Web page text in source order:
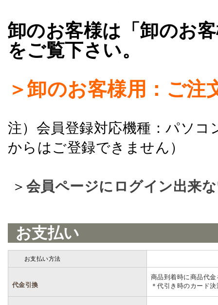
卸のお客様は「卸のお
をご覧下さい。
＞卸のお客様用：ご注
注）会員登録対応機種：パソ
からはご登録できません）
＞ 会員ページにログイン出来
お支払い
お支払い方法
代金引換
商品到着時に商品代
＊代引き時のカード